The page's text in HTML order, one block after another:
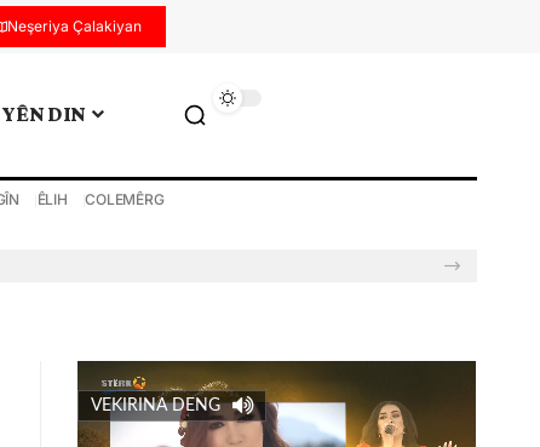
Neşeriya Çalakiyan
YÊN DIN
ÊLIH COLEMÊRG
VEKIRINA DENG